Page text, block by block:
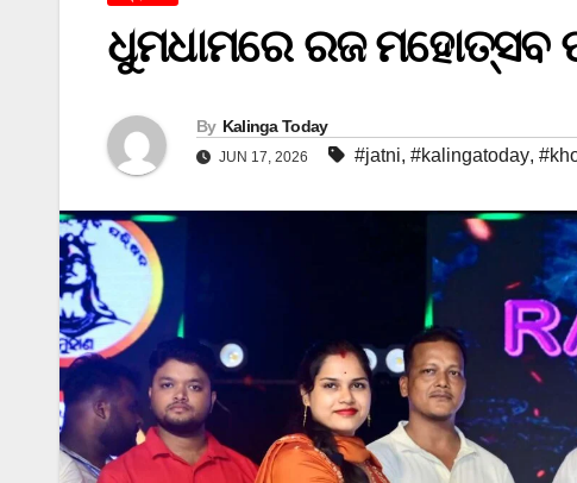
ଧୁମଧାମରେ ରଜ ମହୋତ୍ସବ
By Kalinga Today
JUN 17, 2026 #jatni, #kalingatoday,